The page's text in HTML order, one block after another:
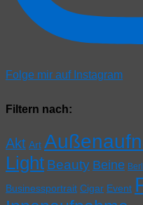
Folge mir auf Instagram
Filtern nach:
Akt Art
Light Beauty Beine
Businessportrait Cigar Event